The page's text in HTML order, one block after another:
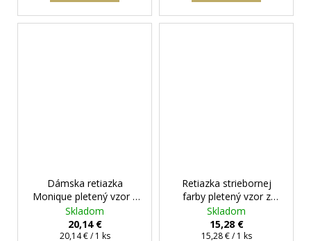
Dámska retiazka
Monique pletený vzor z
chirurgickej ocele
darčeková krabička
zadarmo
Skladom
20,14 €
Jednotková
20,14 € / 1 ks
Retiazka striebornej
farby pletený vzor z
chirurgickej ocele
Skladom
15,28 €
Jednotková
15,28 € / 1 ks